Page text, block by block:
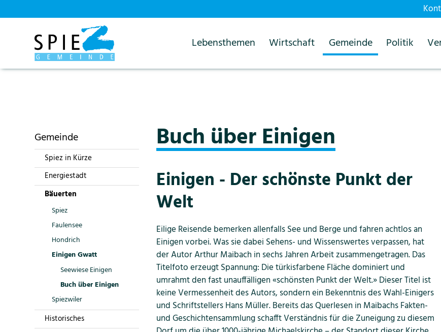
Lebensthemen Wirtschaft Gemeinde Politik
Startseite Gemeinde
Gemeinde
Spiez in Kürze
Energiestadt
Bäuerten
Spiez
Faulensee
Hondrich
Einigen Gwatt
Seewiese Einigen
Buch über Einigen
Spiezwiler
Historisches
Buch über Einigen
Einigen - Der schönste Punkt der
Welt
Eilige Reisende bemerken allenfalls See und Berge und fahren achtlos an
Einigen vorbei. Was sie dabei Sehens- und Wissenswertes verpassen, hat
der Autor Arthur Maibach in sechs Jahren Arbeit zusammengetragen. Das
Titelfoto erzeugt Spannung: Die türkisfarbene Fläche dominiert und
umrahmt den fast unauffälligen «schönsten Punkt der Welt.» Dieser Titel ist
keine Vermessenheit des Autors, sondern ein Bekenntnis des Wahl-Einigers
und Schriftstellers Hans Müller. Bereits das Querlesen in Maibachs Fakten-
und Geschichtensammlung schafft Verständnis für die Zuneigung zu diesem